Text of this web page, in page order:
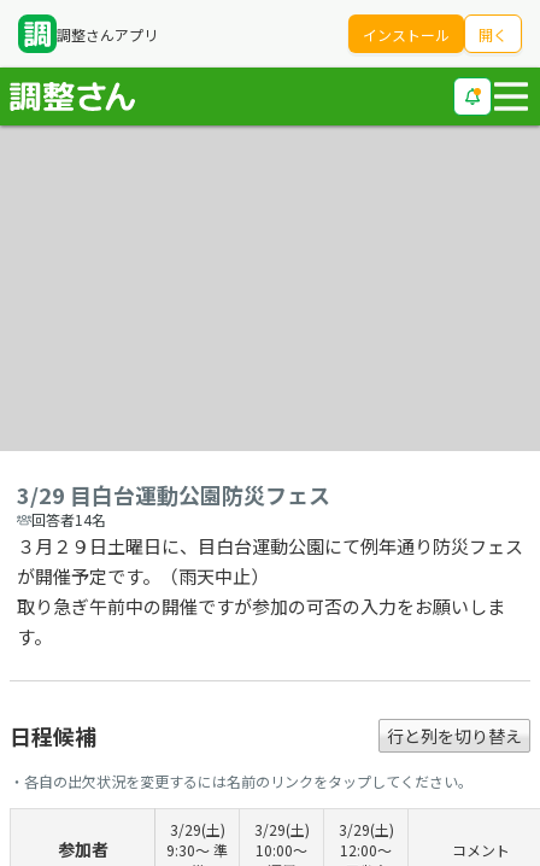
調整さんアプリ インストール 開く
3/29 目白台運動公園防災フェス
回答者14名
３月２９日土曜日に、目白台運動公園にて例年通り防災フェス
が開催予定です。（雨天中止）
取り急ぎ午前中の開催ですが参加の可否の入力をお願いしま
す。
日程候補 行と列を切り替え
・各自の出欠状況を変更するには名前のリンクをタップしてください。
参加者
3/29(土)
9:30〜 準
3/29(土)
10:00〜
3/29(土)
12:00〜
コメント